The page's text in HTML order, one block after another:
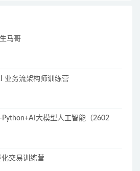
马哥
业务流架构师训练营
Python+AI大模型人工智能（2602
交易训练营